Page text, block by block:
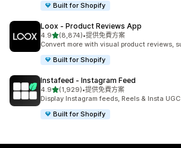
Built for Shopify
Loox ‑ Product Reviews App
4.9滿分 5 顆星
(8,874)
共有 8874 則評價
•提供免費方案
Convert more with visual product reviews,
Built for Shopify
Instafeed ‑ Instagram Feed
4.9滿分 5 顆星
(1,929)
共有 1929 則評價
•提供免費方案
Display Instagram feeds, Reels & Insta
Built for Shopify